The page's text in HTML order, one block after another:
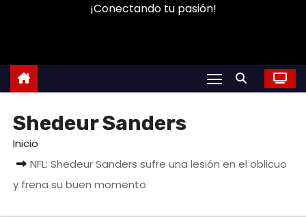
n
¡Conectando tu pasión!
Shedeur Sanders
Inicio
NFL: Shedeur Sanders sufre una lesión en el oblicuo
y frena su buen momento